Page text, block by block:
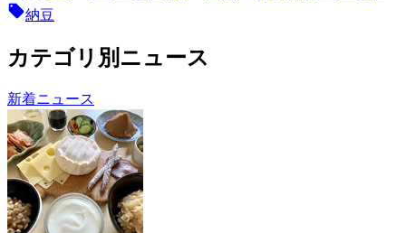
納豆
カテゴリ別ニュース
新着ニュース